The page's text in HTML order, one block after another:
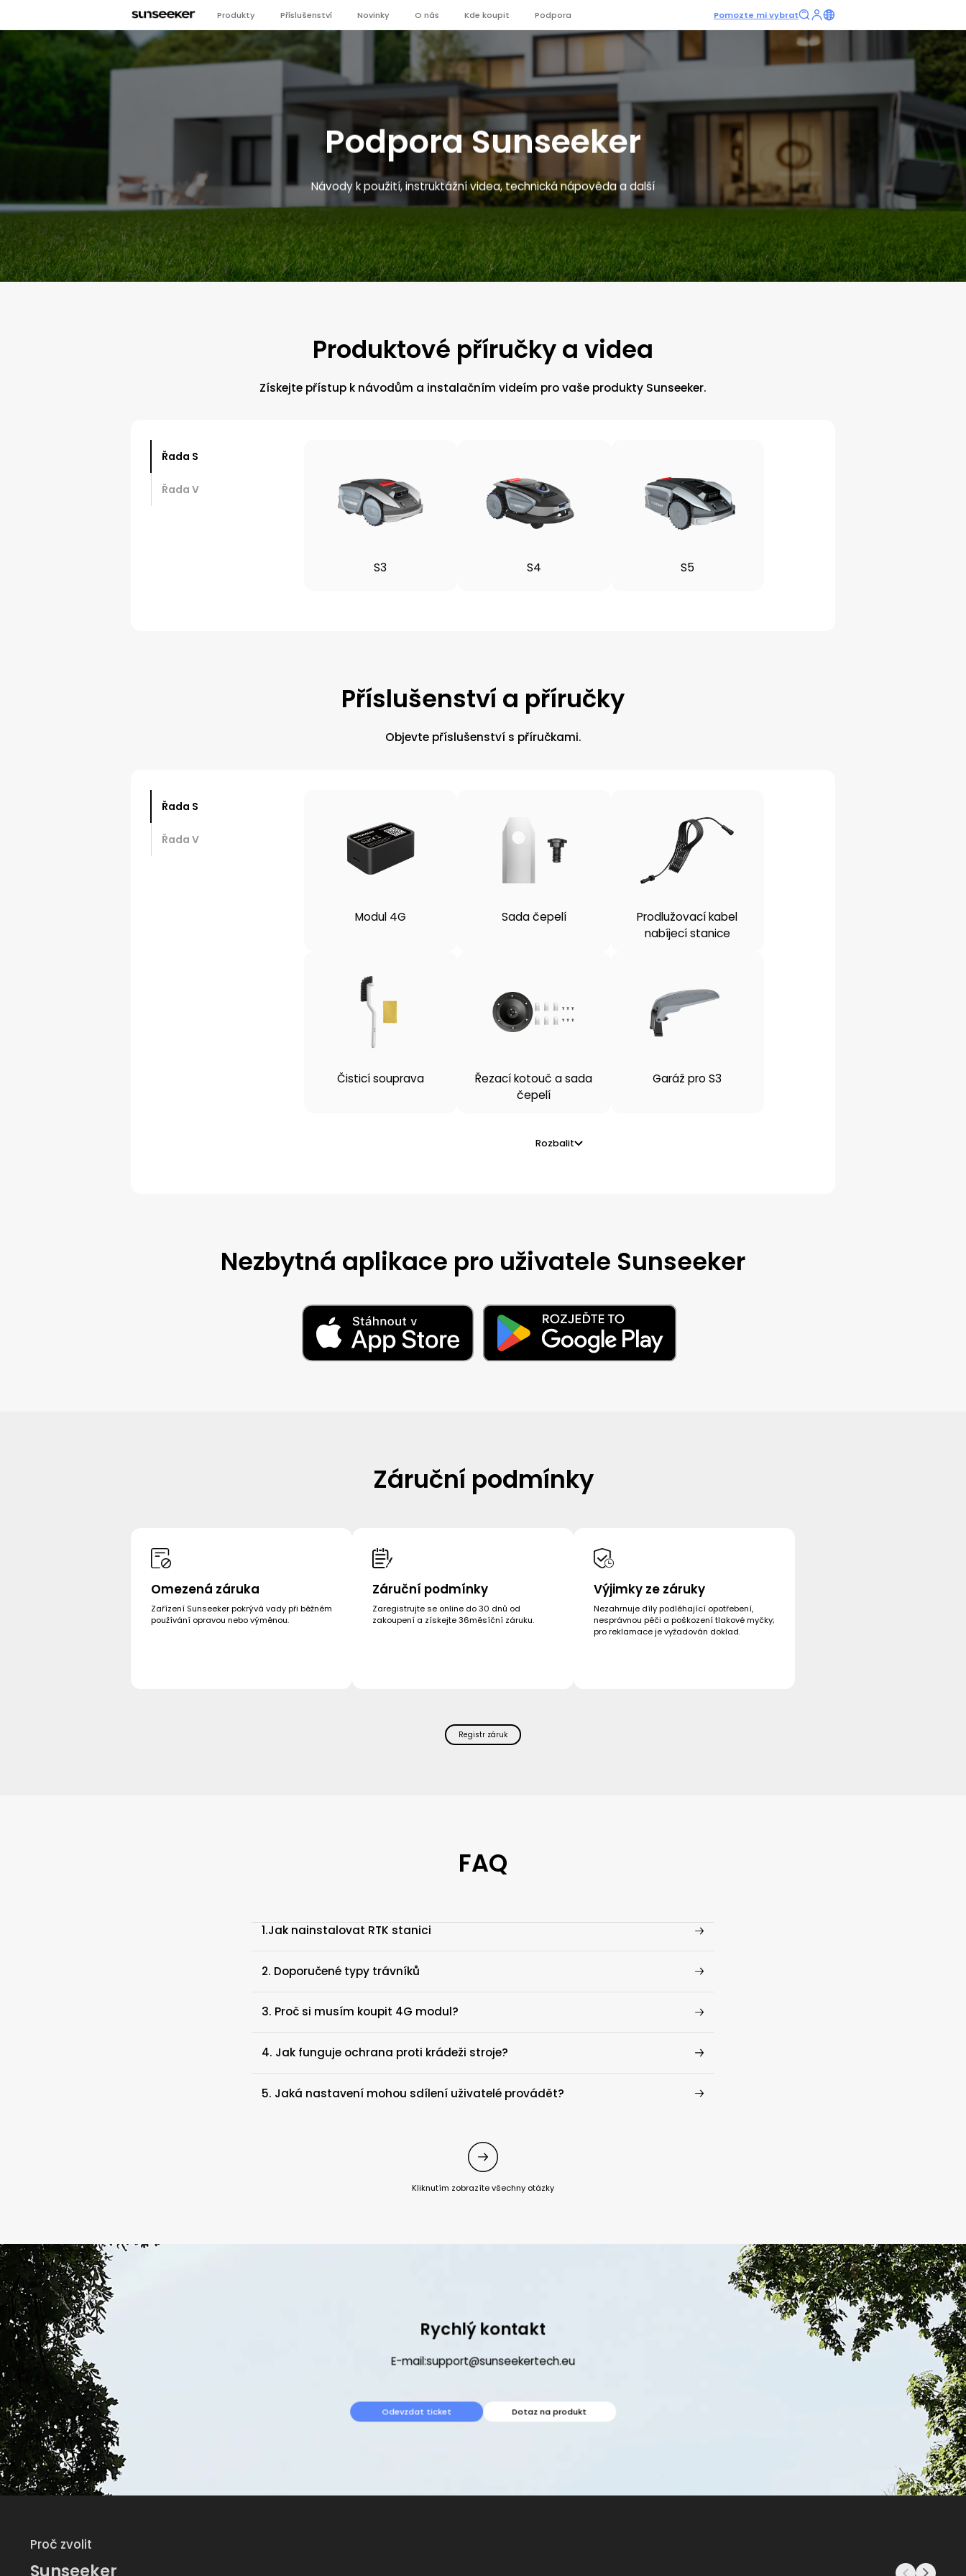
Produkty Příslušenství Novinky O nás Kde koupit Podpora Pomozte mi vybrat
Podpora Sunseeker
Návody k použití, instruktážní videa, technická nápověda a další
Produktové příručky a videa
Získejte přístup k návodům a instalačním videím pro vaše produkty Sunseeker.
Řada S
Řada V
S3 S4 S5
Příslušenství a příručky
Objevte příslušenství s příručkami.
Řada S
Řada V
Modul 4G Sada čepelí
Prodlužovací kabel
nabíjecí stanice
Čisticí souprava
Řezací kotouč a sada
čepelí
Garáž pro S3
Rozbalit
Nezbytná aplikace pro uživatele Sunseeker
Záruční podmínky
Omezená záruka
Zařízení Sunseeker pokrývá vady při běžném
používání opravou nebo výměnou.
Záruční podmínky
Zaregistrujte se online do 30 dnů od
zakoupení a získejte 36měsíční záruku.
Výjimky ze záruky
Nezahrnuje díly podléhající opotřebení,
nesprávnou péči a poškození tlakové myčky;
pro reklamace je vyžadován doklad.
Registr záruk
FAQ
1.Jak nainstalovat RTK stanici
2. Doporučené typy trávníků
3. Proč si musím koupit 4G modul?
4. Jak funguje ochrana proti krádeži stroje?
5. Jaká nastavení mohou sdílení uživatelé provádět?
Kliknutím zobrazíte všechny otázky
Rychlý kontakt
E-mail:support@sunseekertech.eu
Odevzdat ticket Dotaz na produkt
Proč zvolit
Sunseeker